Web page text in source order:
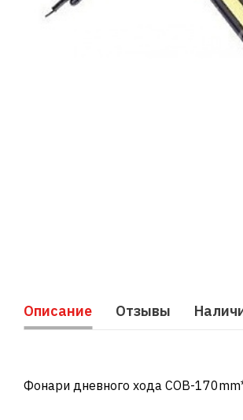
Описание Отзывы
Фонари дневного хода COB-